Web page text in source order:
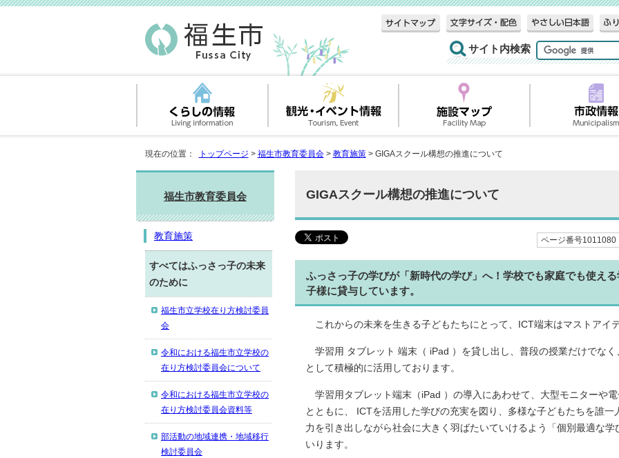
サイト内検索
現在の位置： トップページ > 福生市教育委員会> 教育施策> GIGAスクール構想の推進について
GIGAスクール構想の推進について
ページ番号1011080
ふっさっ子の学びが「新時代の学び」へ！学校でも家庭でも使え
子様に貸与しています。
これからの未来を生きる子どもたちにとって、ICT端末はマストアイ
学習用 タブレット 端末（ iPad ）を貸し出し、普段の授業だけでな
として積極的に活用しております。
学習用タブレット端末（iPad ）の導入にあわせて、大型モニターや
とともに、 ICTを活用した学びの充実を図り、多様な子どもたちを誰
力を引き出しながら社会に大きく羽ばたいていけるよう「個別最適な
いります。
福生市教育委員会
教育施策
すべてはふっさっ子の未来
のために
福生市立学校在り方検討委員
会
令和における福生市立学校の
在り方検討委員会について
令和における福生市立学校の
在り方検討委員会資料等
部活動の地域連携・地域移行
検討委員会